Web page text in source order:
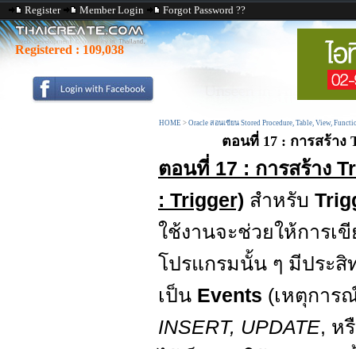
Register Member Login Forgot Password ??
Registered : 109,038
HOME > Oracle สอนเขียน Stored Procedure, Table, View,
ตอนที่ 17 : การสร้าง
ตอนที่ 17 : การสร้าง
: Trigger) สำหรับ
ใช้งานจะช่วยให้การเ
โปรแกรมนั้น ๆ มีประ
เป็น Events (เหตุการ
INSERT, UPDATE, ห